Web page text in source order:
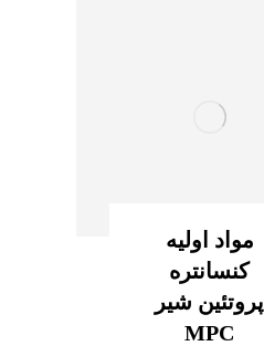
مواد اولیه
کنسانتره
پروتئین شیر
MPC